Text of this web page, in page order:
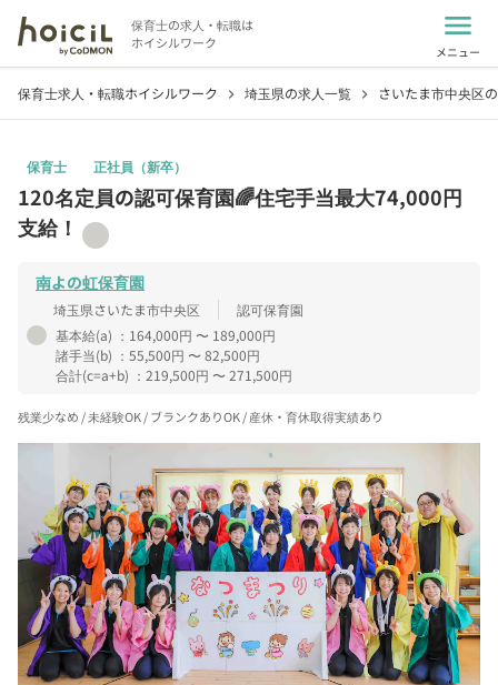
保育士の求人・転職は
ホイシルワーク
menu
メニュー
保育士求人・転職ホイシルワーク chevron_right 埼玉県の求人一覧 chevron_right さいたま市中央区
保育士 正社員（新卒）
120名定員の認可保育園🌈住宅手当最大74,000円
支給！
南よの虹保育園
埼玉県さいたま市中央区
認可保育園
基本給(a) ：164,000円 〜 189,000円
諸手当(b) ：55,500円 〜 82,500円
合計(c=a+b) ：219,500円 〜 271,500円
残業少なめ / 未経験OK / ブランクありOK / 産休・育休取得実績あり